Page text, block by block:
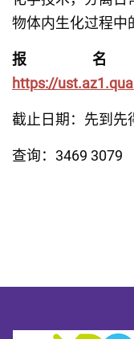
物体内生化过程中
报
https://
截止日期：先到先
查询：3469 3079